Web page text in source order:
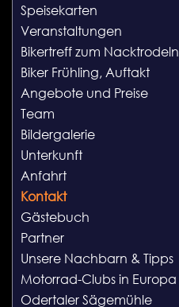
Speisekarten
Veranstaltungen
Bikertreff zum Nacktrodeln
Biker Frühling, Auftakt
Angebote und Preise
Team
Bildergalerie
Unterkunft
Anfahrt
Kontakt
Gästebuch
Partner
Unsere Nachbarn & Tipps
Motorrad-Clubs in Europa
Odertaler Sägemühle